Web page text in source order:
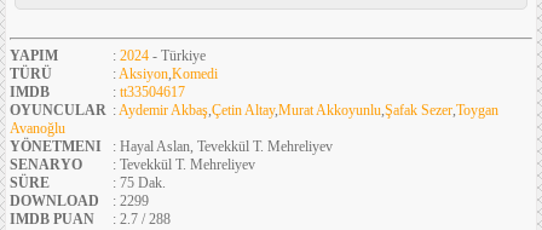
YAPIM : 2024 - Türkiye
TÜRÜ
:Aksiyon,Komedi
IMDB
: tt33504617
OYUNCULAR :Aydemir Akbaş,Çetin Altay,Murat Akkoyunlu,Şafak Sezer,Toygan
Avanoğlu
YÖNETMENI
: Hayal Aslan, Tevekkül T. Mehreliyev
SENARYO
: Tevekkül T. Mehreliyev
SÜRE
: 75 Dak.
DOWNLOAD
: 2299
IMDB PUAN
: 2.7 / 288